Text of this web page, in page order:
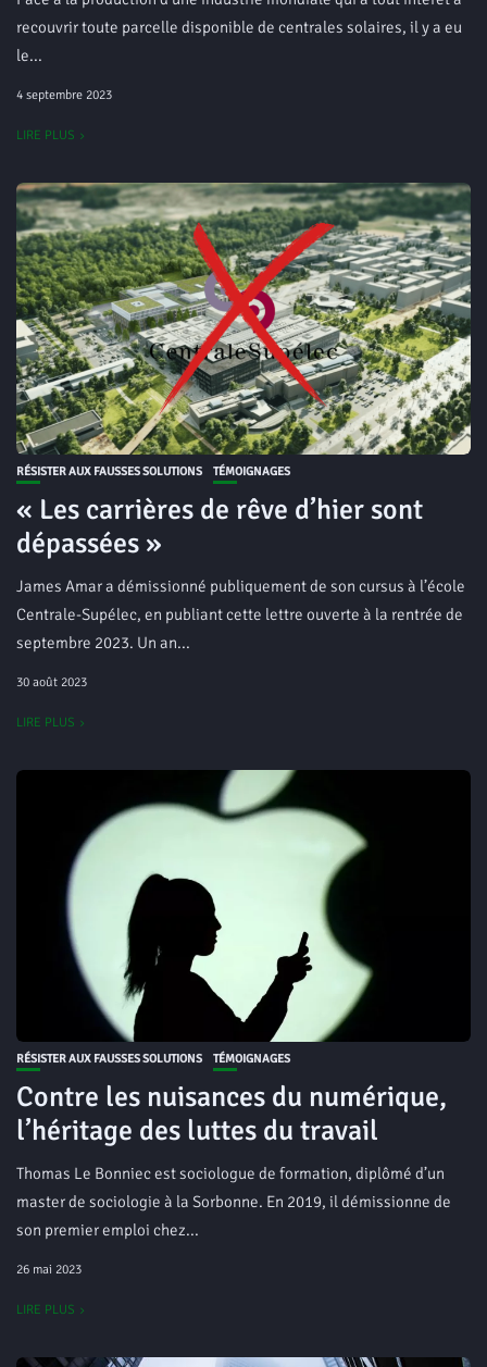
recouvrir toute parcelle disponible de centrales solaires, il y a eu
le...
4 septembre 2023
LIRE PLUS
RÉSISTER AUX FAUSSES SOLUTIONS TÉMOIGNAGES
« Les carrières de rêve d’hier sont
dépassées »
James Amar a démissionné publiquement de son cursus à l’école
Centrale-Supélec, en publiant cette lettre ouverte à la rentrée de
septembre 2023. Un an...
30 août 2023
LIRE PLUS
RÉSISTER AUX FAUSSES SOLUTIONS TÉMOIGNAGES
Contre les nuisances du numérique,
l’héritage des luttes du travail
Thomas Le Bonniec est sociologue de formation, diplômé d’un
master de sociologie à la Sorbonne. En 2019, il démissionne de
son premier emploi chez...
26 mai 2023
LIRE PLUS